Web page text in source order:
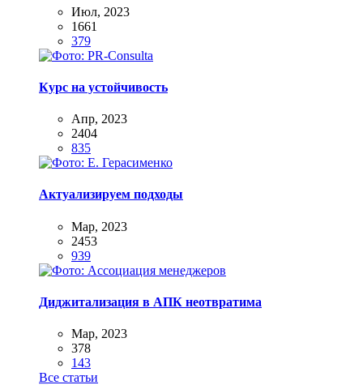
Июл, 2023
1661
379
Курс на устойчивость
Апр, 2023
2404
835
Актуализируем подходы
Мар, 2023
2453
939
Диджитализация в АПК неотвратима
Мар, 2023
378
143
Все статьи